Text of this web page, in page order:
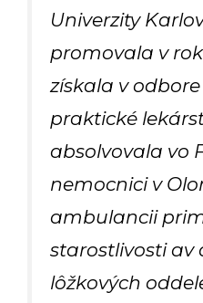
Univerzity
promovala v
získala v
praktické
absolvovala vo
nemocnici v
ambulancii
starostlivosti
lôžkových